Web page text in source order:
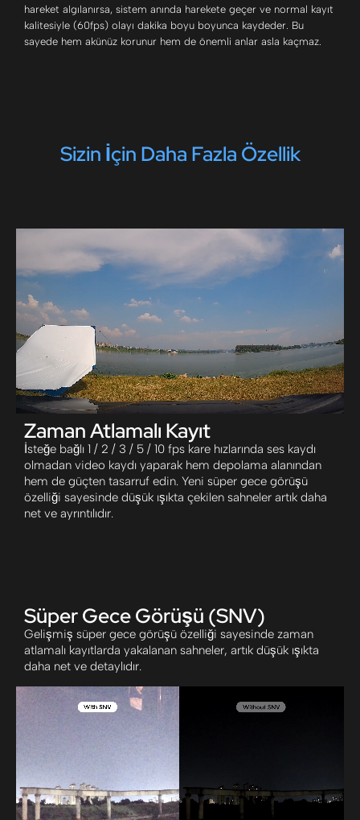
hareket algılanırsa, sistem anında harekete geçer ve normal kayıt
kalitesiyle (60fps) olayı dakika boyu boyunca kaydeder. Bu
sayede hem akünüz korunur hem de önemli anlar asla kaçmaz.
Sizin İçin Daha Fazla Özellik
Zaman Atlamalı Kayıt
İsteğe bağlı 1 / 2 / 3 / 5 / 10 fps kare hızlarında ses kaydı
olmadan video kaydı yaparak hem depolama alanından
hem de güçten tasarruf edin. Yeni süper gece görüşü
özelliği sayesinde düşük ışıkta çekilen sahneler artık daha
net ve ayrıntılıdır.
Süper Gece Görüşü (SNV)
Gelişmiş süper gece görüşü özelliği sayesinde zaman
atlamalı kayıtlarda yakalanan sahneler, artık düşük ışıkta
daha net ve detaylıdır.